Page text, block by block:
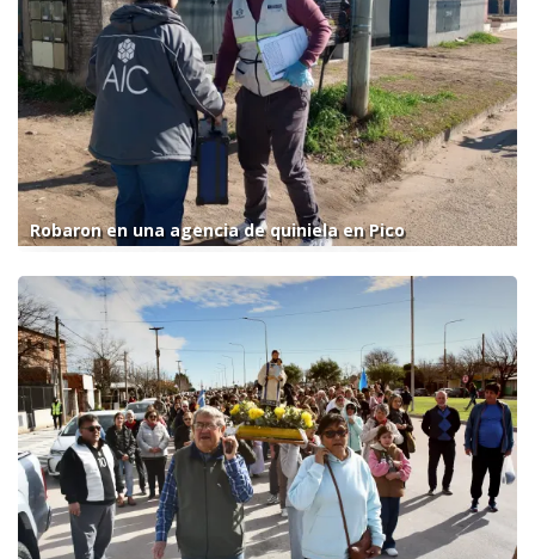
Robaron en una agencia de quiniela en Pico